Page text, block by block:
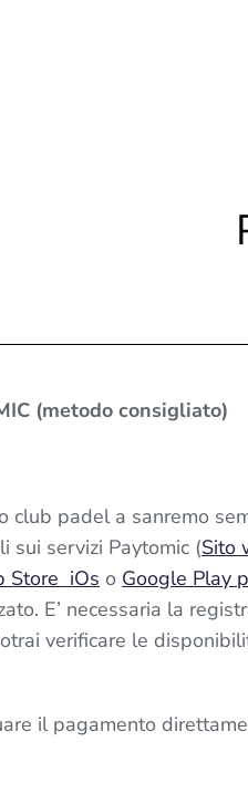
(metodo consigliato)
club padel a sanremo
sui servizi Paytomic (Sito
Store iOs o Google Play
E’ necessaria la
verificare le
il pagamento